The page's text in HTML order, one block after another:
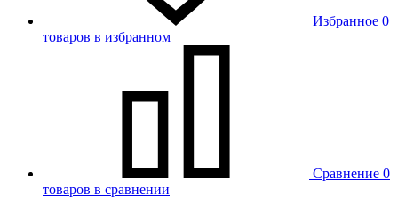
Избранное 0
товаров в избранном
Сравнение 0
товаров в сравнении